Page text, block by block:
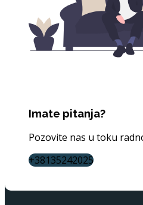
Imate pitanja?
Pozovite nas u toku
+38135242025